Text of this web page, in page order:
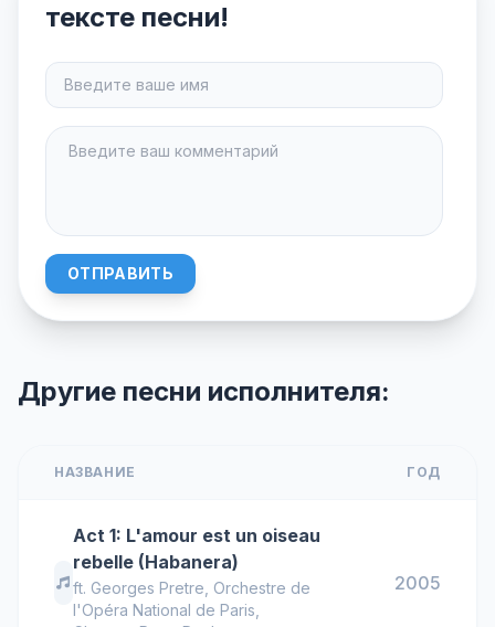
тексте песни!
ОТПРАВИТЬ
Другие песни исполнителя:
НАЗВАНИЕ ГОД
Act 1: L'amour est un oiseau
rebelle (Habanera)
ft. Georges Pretre Orchestre de
l'Opéra National de Paris
2005